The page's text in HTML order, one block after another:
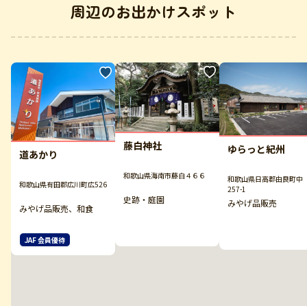
周辺のお出かけスポット
道あかり
和歌山県有田郡広川町広526
みやげ品販売、和食
JAF 会員優待
藤白神社
和歌山県海南市藤白４６６
史跡・庭園
ゆらっと紀州
和歌山県日高郡由良町中
257-1
みやげ品販売